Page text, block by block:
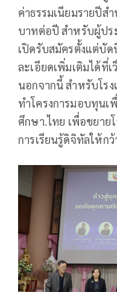
ค่าธรรมเนียมรายปีส
บาทต่อปี สำหรับผู้ปร
เปิดรับสมัครตั้งแต่บัด
ละเอียดเพิ่มเติมได้ที่เ
นอกจากนี้ สำหรับโรง
ทำโครงการมอบทุนเ
ศึกษา.ไทย เพื่อขยาย
การเรียนรู้ดิจิทัลให้ก